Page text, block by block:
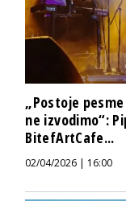
„Postoje
ne izvodimo“:
BitefArtCafe...
02/04/2026 | 16:00